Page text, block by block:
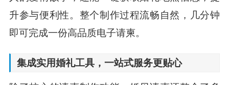
升参与便利性。整个制作过程流畅自然，几分钟
即可完成一份高品质电子请柬。
集成实用婚礼工具，一站式服务更贴心